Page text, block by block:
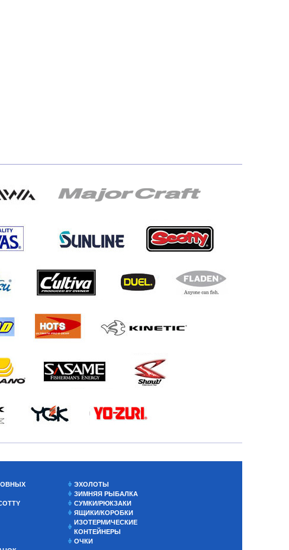
ЭХОЛОТЫ
ЗИМНЯЯ РЫБАЛКА
СУМКИ/РЮКЗАКИ
ЯЩИКИ/КОРОБКИ
ИЗОТЕРМИЧЕСКИЕ
КОНТЕЙНЕРЫ
ОЧКИ